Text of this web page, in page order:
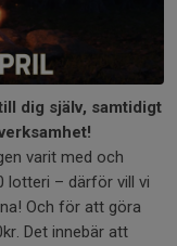
dig själv, samtidigt
varit med och
lotteri – därför vill vi
Och för att göra
Det innebär att